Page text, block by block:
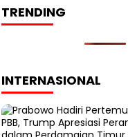
TRENDING
INTERNASIONAL